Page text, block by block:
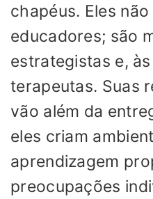
chapéus. Eles
educadores; são
estrategistas e,
terapeutas. Suas
vão além da
eles criam
aprendizagem
preocupações